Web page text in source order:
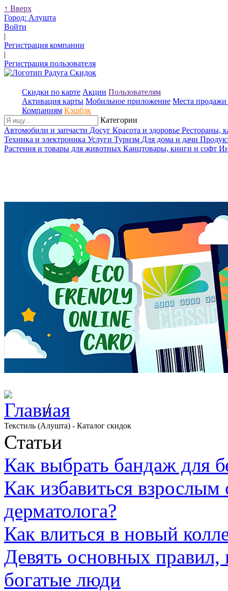
↑ Вверх
Город: Алушта
Войти
|
Регистрация компании
|
Регистрация пользователя
Скидки по карте Акции Пользователям
Активация карты Мобильное приложение Места продажи
Компаниям Кэшбэк
Категории
Автомобили и запчасти Досуг Красота и здоровье Рестораны,
Техника и электроника Услуги Туризм Для дома и дачи
Растения и товары для животных Канцтовары, книги и софт
/
Текстиль (Алушта) - Каталог скидок
Статьи
Как выбрать бандаж для
Как избавиться
дерматолога?
Как влиться в новый
Девять основных
богатые люди